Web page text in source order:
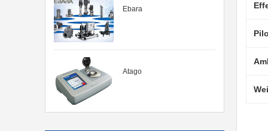
Ebara
Atago